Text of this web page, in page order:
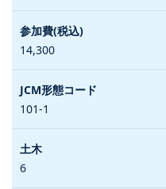
14,300
101-1
6